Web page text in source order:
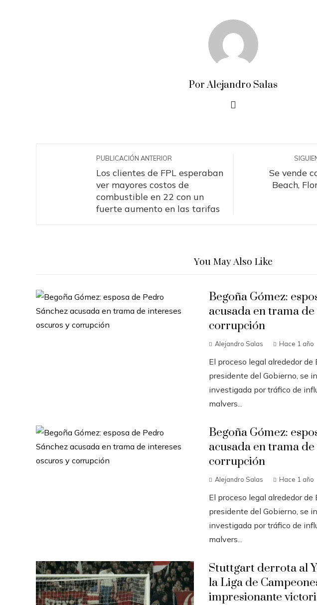
Por Alejandro Salas
PUBLICACIÓN ANTERIOR
Los clientes de FPL esperaban
ver mayores costos de
combustible en 22 con un
fuerte aumento en las tarifas
Se vende
Beach,
You May Also Like
Begoña Gómez:
acusada en trama
corrupción
Alejandro Salas Hace 1 año
El proceso legal alrededor de
presidente del Gobierno, se
investigada por tráfico de
malvers...
Begoña Gómez:
acusada en trama
corrupción
Alejandro Salas Hace 1 año
El proceso legal alrededor de
presidente del Gobierno, se
investigada por tráfico de
malvers...
Stuttgart derrota al
la Liga de
impresionante